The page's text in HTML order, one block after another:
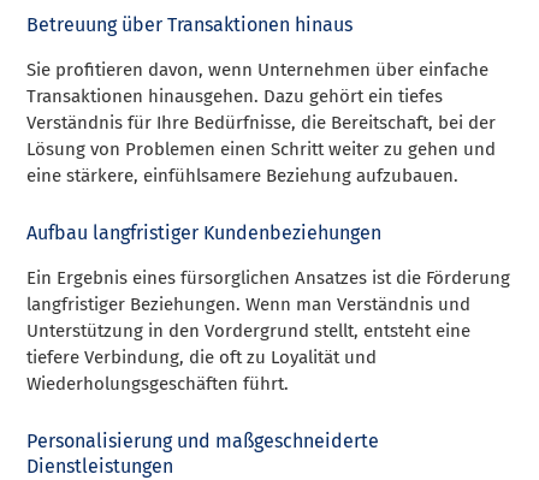
Betreuung über Transaktionen hinaus
Sie profitieren davon, wenn Unternehmen über einfache
Transaktionen hinausgehen. Dazu gehört ein tiefes
Verständnis für Ihre Bedürfnisse, die Bereitschaft, bei der
Lösung von Problemen einen Schritt weiter zu gehen und
eine stärkere, einfühlsamere Beziehung aufzubauen.
Aufbau langfristiger Kundenbeziehungen
Ein Ergebnis eines fürsorglichen Ansatzes ist die Förderung
langfristiger Beziehungen. Wenn man Verständnis und
Unterstützung in den Vordergrund stellt, entsteht eine
tiefere Verbindung, die oft zu Loyalität und
Wiederholungsgeschäften führt.
Personalisierung und maßgeschneiderte
Dienstleistungen